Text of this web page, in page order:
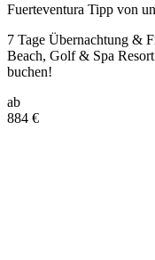
Fuerteventura Tipp von
7 Tage Übernachtung &
Beach, Golf & Spa
buchen!
ab
884 €